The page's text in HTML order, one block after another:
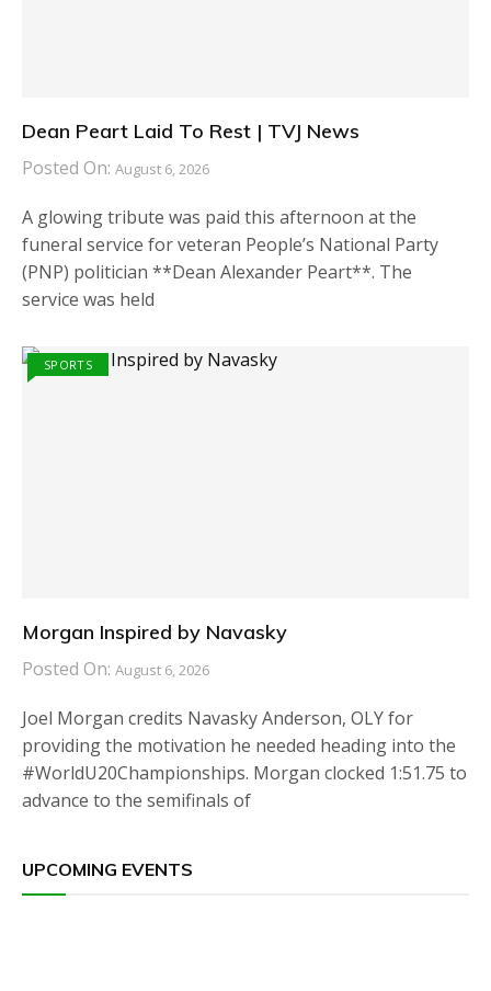
Dean Peart Laid To Rest | TVJ News
Posted On: August 6, 2026
A glowing tribute was paid this afternoon at the
funeral service for veteran People’s National Party
(PNP) politician **Dean Alexander Peart**. The
service was held
SPORTS
Morgan Inspired by Navasky
Posted On: August 6, 2026
Joel Morgan credits Navasky Anderson, OLY for
providing the motivation he needed heading into the
#WorldU20Championships. Morgan clocked 1:51.75 to
advance to the semifinals of
UPCOMING EVENTS